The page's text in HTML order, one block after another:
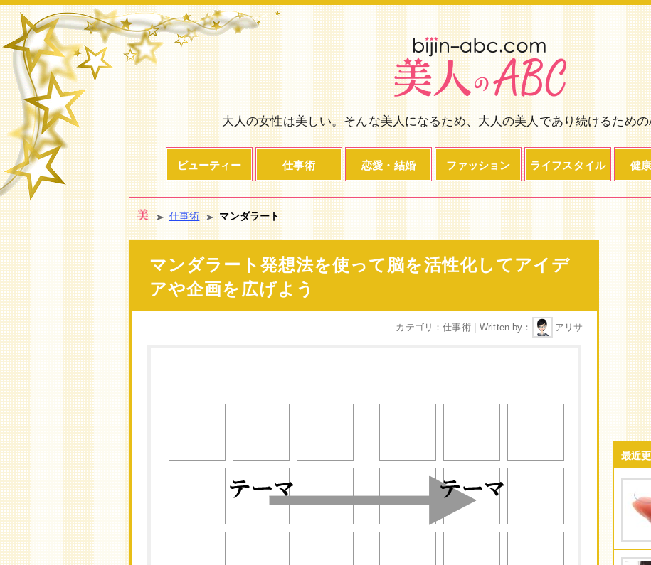
大人の女性は美しい。そんな美人になるため、大人の美人であり続けるための
ビューティー 仕事術 恋愛・結婚 ファッション ライフスタイル 健
仕事術 マンダラート
マンダラート発想法を使って脳を活性化してアイデ
アや企画を広げよう
Written by アリサ
カテゴリ 仕事術
最近